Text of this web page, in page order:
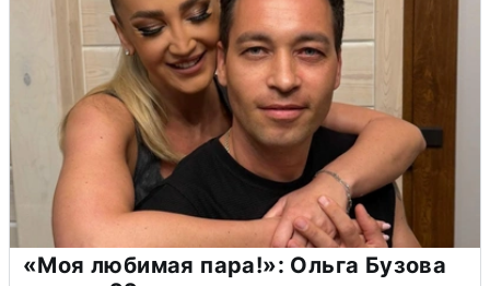
«Моя любимая пара!»: Ольга Бузова